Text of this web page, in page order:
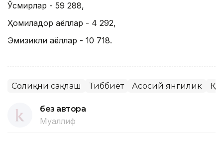
Ўсмирлар - 59 288,
Ҳомиладор аёллар - 4 292,
Эмизикли аёллар - 10 718.
Соғлиқни сақлаш Тиббиёт Асосий янгилик ҚР
без автора
Муаллиф